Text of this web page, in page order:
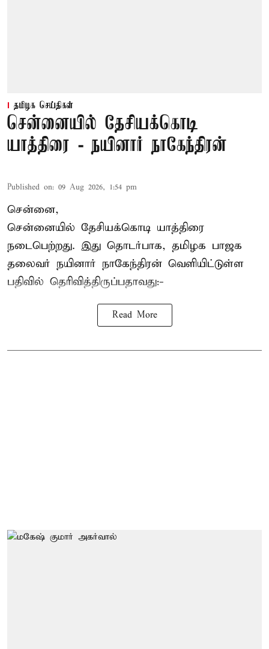
தமிழக செய்திகள்
சென்னையில் தேசியக்கொடி
யாத்திரை - நயினார் நாகேந்திரன்
Published on: 09 Aug 2026, 1:54 pm
சென்னை,
சென்னையில் தேசியக்கொடி யாத்திரை
நடைபெற்றது. இது தொடர்பாக, தமிழக பாஜக
தலைவர் நயினார் நாகேந்திரன் வெளியிட்டுள்ள
பதிவில் தெரிவித்திருப்பதாவது:-
Read More